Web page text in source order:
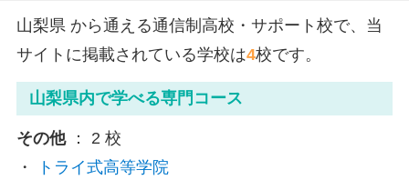
山梨県 から通える通信制高校・サポート校で、当
サイトに掲載されている学校は4校です。
山梨県内で学べる専門コース
その他 ： 2 校
トライ式高等学院